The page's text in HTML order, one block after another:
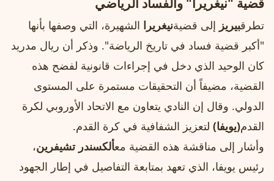
تطرقبيريز إلى قضيةنيغريرا الشهيرة، التي وصفها بأنها
"أكبر قضية فساد في تاريخ الرياضة". وذكر أن ريال مدريد
كان الوحيد الذي دخل في إجراءات قانونية لفضح هذه
القضية، مضيفاً أن التحقيقات مستمرة على المستوى
الدولي. وقال إن النادي يتعاون مع الاتحاد الأوروبي لكرة
القدم(يويفا) لتعزيز الشفافية في كرة القدم.
وأشار إلى مناقشة هذه القضية معألكسندر تشيفرين،
رئيس يويفا، الذي تعهد بمتابعة التفاصيل في إطار الجهود